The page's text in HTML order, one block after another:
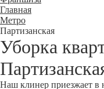
Главная
Метро
Партизанская
Уборка
Наш клинер приезжает в